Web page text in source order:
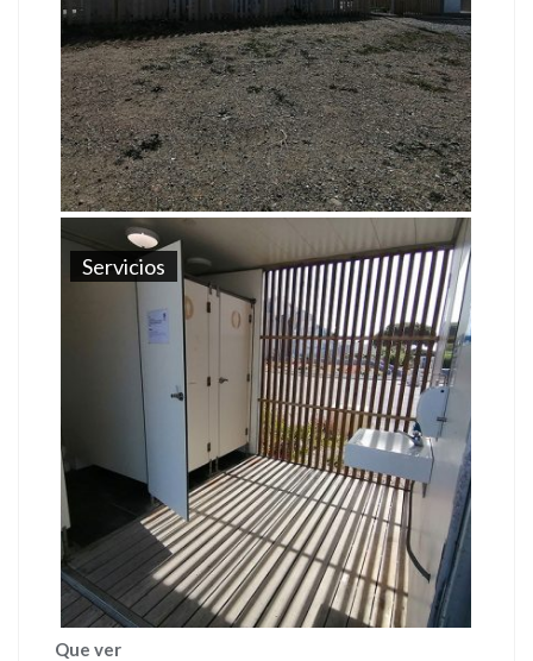
Servicios
Que ver